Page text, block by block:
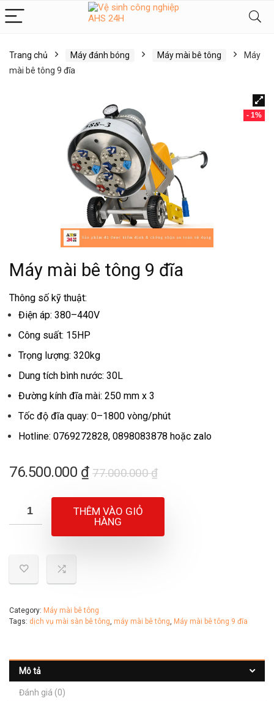
Trang chủ Máy đánh bóng Máy mài bê tông
Máy
mài bê tông 9 đĩa
- 1%
Máy mài bê tông 9 đĩa
Thông số kỹ thuật:
Điện áp: 380–440V
Công suất: 15HP
Trọng lượng: 320kg
Dung tích bình nước: 30L
Đường kính đĩa mài: 250 mm x 3
Tốc độ đĩa quay: 0–1800 vòng/phút
Hotline: 0769272828, 0898083878 hoặc zalo
77.000.000₫Giá
76.500.000 ₫
Giá
76.500.000 ₫.
THÊM VÀO GIỎ
HÀNG
Category: Máy mài bê tông
Tags: dịch vụ mài sàn bê tông, máy mài bê tông, Máy mài bê tông 9 đĩa
Mô tả
Đánh giá (0)